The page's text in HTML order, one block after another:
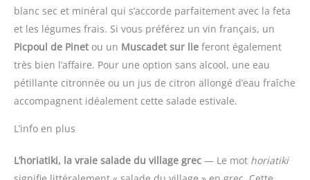
blanc sec et minéral qui s’accorde parfaitement avec la feta
et les légumes frais. Si vous préférez un vin français, un
Picpoul de Pinet ou un Muscadet sur lie feront également
très bien l’affaire. Pour une option sans alcool, une eau
pétillante citronnée ou un jus de citron allongé d’eau fraîche
accompagnent idéalement cette salade estivale.
L’info en plus
L’horiatiki, la vraie salade du village grec — Le mot horiatiki